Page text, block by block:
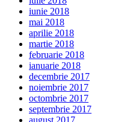
iunie 2018
mai 2018
aprilie 2018
martie 2018
februarie 2018
ianuarie 2018
decembrie 2017
noiembrie 2017
octombrie 2017
septembrie 2017
august 2017